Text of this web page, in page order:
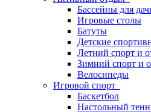
Бассейны для
Игровые столы
Батуты
Детские
Летний спорт и
Зимний спорт и
Велосипеды
Игровой спорт
Баскетбол
Настольный